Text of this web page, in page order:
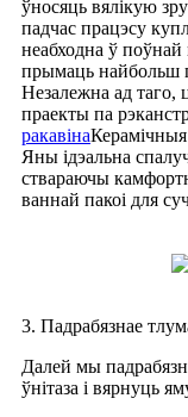
ўносяць вялікую
падчас працэсу
неабходна ў
прымаць найбольш
Незалежна ад таго,
праекты па
ракавіна
Яны ідэальна
ствараючы
ваннай пакоі для
3. Падрабязнае
Далей мы
ўнітаза і вярнуць